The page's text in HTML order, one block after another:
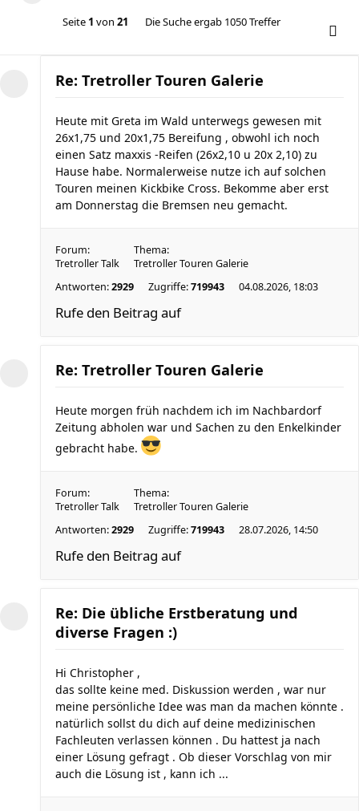
Seite 1 von 21 Die Suche ergab 1050 Treffer
Re: Tretroller Touren Galerie
Heute mit Greta im Wald unterwegs gewesen mit
26x1,75 und 20x1,75 Bereifung , obwohl ich noch
einen Satz maxxis -Reifen (26x2,10 u 20x 2,10) zu
Hause habe. Normalerweise nutze ich auf solchen
Touren meinen Kickbike Cross. Bekomme aber erst
am Donnerstag die Bremsen neu gemacht.
Forum:
Tretroller Talk
Thema:
Tretroller Touren Galerie
Antworten:2929 Zugriffe:719943 04.08.2026, 18:03
Rufe den Beitrag auf
Re: Tretroller Touren Galerie
Heute morgen früh nachdem ich im Nachbardorf
Zeitung abholen war und Sachen zu den Enkelkinder
gebracht habe.
Forum:
Tretroller Talk
Thema:
Tretroller Touren Galerie
Antworten:2929 Zugriffe:719943 28.07.2026, 14:50
Rufe den Beitrag auf
Re: Die übliche Erstberatung und
diverse Fragen :)
Hi Christopher ,
das sollte keine med. Diskussion werden , war nur
meine persönliche Idee was man da machen könnte .
natürlich sollst du dich auf deine medizinischen
Fachleuten verlassen können . Du hattest ja nach
einer Lösung gefragt . Ob dieser Vorschlag von mir
auch die Lösung ist , kann ich ...